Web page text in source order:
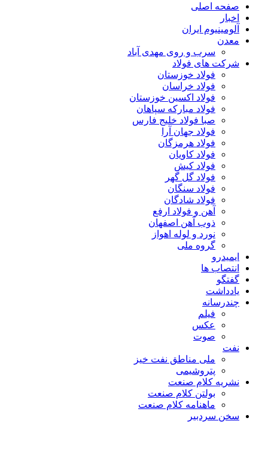
صفحه اصلی
اخبار
آلومینیوم ایران
معدن
سرب و روی مهدی آباد
شرکت های فولاد
فولاد خوزستان
فولاد خراسان
فولاد اکسین خوزستان
فولاد مبارکه سپاهان
صبا فولاد خلیج فارس
فولاد جهان آرا
فولاد هرمزگان
فولاد کاویان
فولاد کیش
فولاد گل گهر
فولاد سنگان
فولاد شادگان
آهن و فولاد ارفع
ذوب آهن اصفهان
نورد و لوله اهواز
گروه ملی
ایمیدرو
انتصاب ها
گفتگو
یادداشت
چندرسانه
فیلم
عکس
صوت
نفت
ملی مناطق نفت خیز
پتروشیمی
نشریه کلام صنعت
بولتن کلام صنعت
ماهنامه کلام صنعت
سخن سردبیر